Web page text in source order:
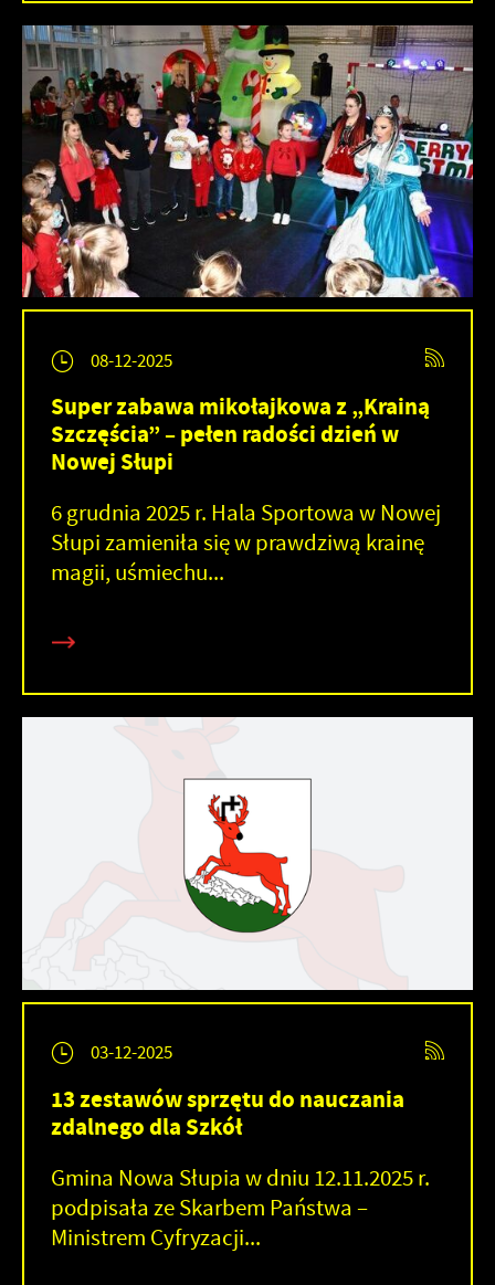
08-12-2025
Super zabawa mikołajkowa z „Krainą
Szczęścia” – pełen radości dzień w
Nowej Słupi
6 grudnia 2025 r. Hala Sportowa w Nowej
Słupi zamieniła się w prawdziwą krainę
magii, uśmiechu...
03-12-2025
13 zestawów sprzętu do nauczania
zdalnego dla Szkół
Gmina Nowa Słupia w dniu 12.11.2025 r.
podpisała ze Skarbem Państwa –
Ministrem Cyfryzacji...